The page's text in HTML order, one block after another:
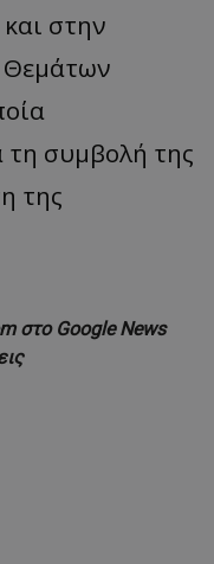
στην
τη συμβολή της
της
στο Google News